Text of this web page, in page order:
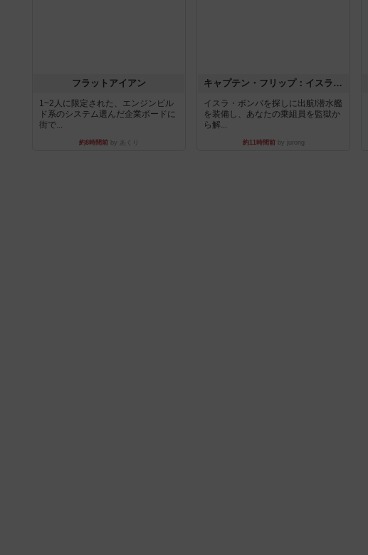
フラットアイアン
1~2人に限定された、エンジンビル
ド系のシステム選んだ企業ボードに
街で...
約8時間前 by あくり
キャプテン・フリップ：イスラ・ボンバ
イスラ・ボンバを探しに出航!潜水艦
を装備し、あなたの乗組員を監獄か
ら解...
約11時間前by jurong